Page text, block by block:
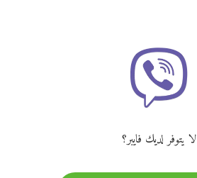
لا يتوفر لديك فايبر؟